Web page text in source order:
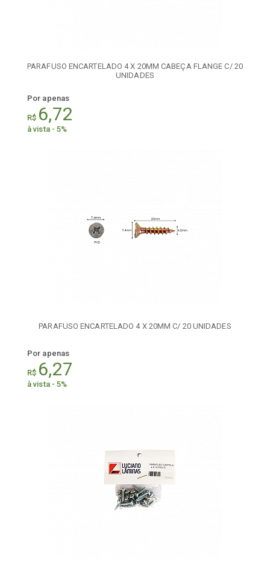
PARAFUSO ENCARTELADO 4 X 20MM CABEÇA FLANGE C/ 20
UNIDADES
Por apenas
R$ 6,72
à vista - 5%
PARAFUSO ENCARTELADO 4 X 20MM C/ 20 UNIDADES
Por apenas
R$ 6,27
à vista - 5%